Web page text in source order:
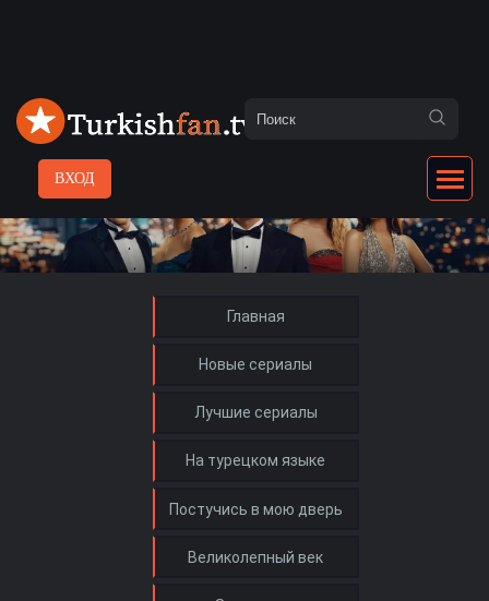
ВХОД
Главная
Новые сериалы
Лучшие сериалы
На турецком языке